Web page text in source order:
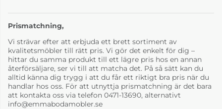
Prismatchning,
Vi strävar efter att erbjuda ett brett sortiment av
kvalitetsmöbler till rätt pris. Vi gör det enkelt för dig –
hittar du samma produkt till ett lägre pris hos en annan
återförsäljare, ser vi till att matcha det. På så sätt kan du
alltid känna dig trygg i att du får ett riktigt bra pris när du
handlar hos oss. För att utnyttja prismatchning är det bara
att kontakta oss via telefon 0471-13690, alternativt
info@emmabodamobler.se